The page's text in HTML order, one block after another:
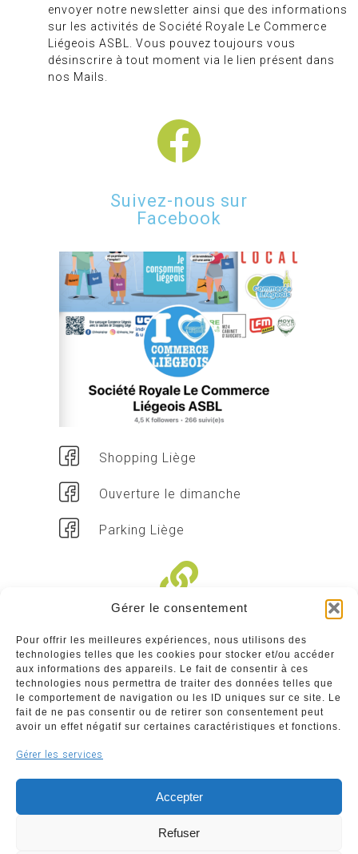
Gérer le consentement
Pour offrir les meilleures expériences, nous utilisons des
technologies telles que les cookies pour stocker et/ou accéder
aux informations des appareils. Le fait de consentir à ces
technologies nous permettra de traiter des données telles que
le comportement de navigation ou les ID uniques sur ce site. Le
fait de ne pas consentir ou de retirer son consentement peut
avoir un effet négatif sur certaines caractéristiques et fonctions.
Gérer les services
Accepter
Refuser
envoyer notre newsletter ainsi que des informations
sur les activités de Société Royale Le Commerce
Liégeois ASBL. Vous pouvez toujours vous
désinscrire à tout moment via le lien présent dans
nos Mails.
Suivez-nous sur
Facebook
Shopping Liège
Ouverture le dimanche
Parking Liège
Commerçants
Annuaire des commerçants : insérez gratuitement
votre activité dans notre annuaire sur notre site ci-
dessous